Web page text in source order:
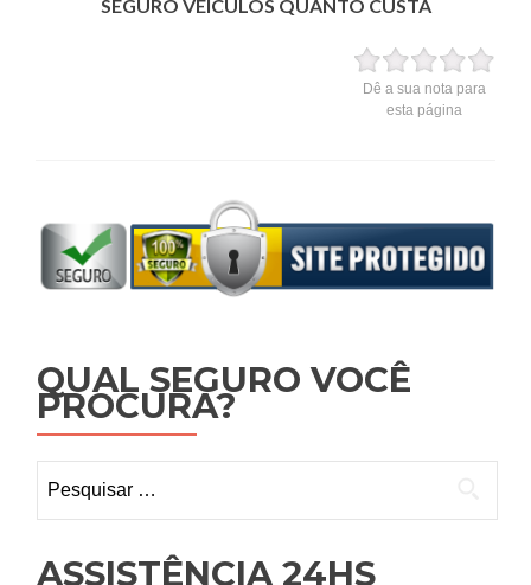
SEGURO VEÍCULOS QUANTO CUSTA
Dê a sua nota para
esta página
QUAL SEGURO VOCÊ
PROCURA?
por:
ASSISTÊNCIA 24HS